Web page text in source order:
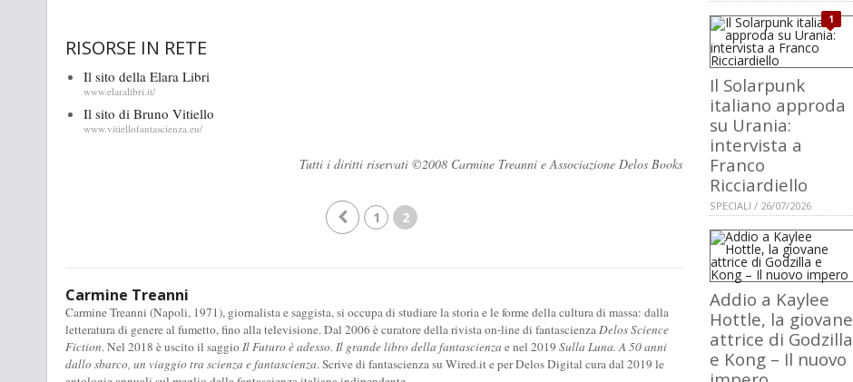
RISORSE IN RETE
Il sito della Elara Libri
www.elaralibri.it/
Il sito di Bruno Vitiello
www.vitiellofantascienza.eu/
Tutti i diritti riservati ©2008 Carmine Treanni e Associazione Delos Books
1 2
Carmine Treanni
Carmine Treanni (Napoli, 1971), giornalista e saggista, si occupa di studiare la storia e le forme della cultura di massa: dalla
letteratura di genere al fumetto, fino alla televisione. Dal 2006 è curatore della rivista on-line di fantascienza Delos Science
Fiction. Nel 2018 è uscito il saggio Il Futuro è adesso. Il grande libro della fantascienza e nel 2019 Sulla Luna. A 50 anni
dallo sbarco, un viaggio tra scienza e fantascienza. Scrive di fantascienza su Wired.it e per Delos Digital cura dal 2019 le
1
Il Solarpunk
italiano approda
su Urania:
intervista a
Franco
Ricciardiello
SPECIALI / 26/07/2026
Addio a Kaylee
Hottle, la giovane
attrice di Godzilla
e Kong – Il nuovo